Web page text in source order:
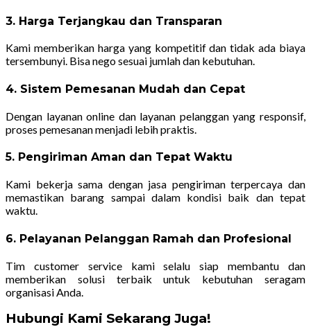
3. Harga Terjangkau dan Transparan
Kami memberikan harga yang kompetitif dan tidak ada biaya
tersembunyi. Bisa nego sesuai jumlah dan kebutuhan.
4. Sistem Pemesanan Mudah dan Cepat
Dengan layanan online dan layanan pelanggan yang responsif,
proses pemesanan menjadi lebih praktis.
5. Pengiriman Aman dan Tepat Waktu
Kami bekerja sama dengan jasa pengiriman terpercaya dan
memastikan barang sampai dalam kondisi baik dan tepat
waktu.
6. Pelayanan Pelanggan Ramah dan Profesional
Tim customer service kami selalu siap membantu dan
memberikan solusi terbaik untuk kebutuhan seragam
organisasi Anda.
Hubungi Kami Sekarang Juga!